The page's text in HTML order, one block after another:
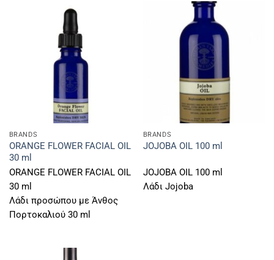
BRANDS
ORANGE FLOWER FACIAL OIL
30 ml
ORANGE FLOWER FACIAL OIL
30 ml
Λάδι προσώπου με Άνθος
Πορτοκαλιού 30 ml
BRANDS
JOJOBA OIL 100 ml
JOJOBA OIL 100 ml
Λάδι Jojoba